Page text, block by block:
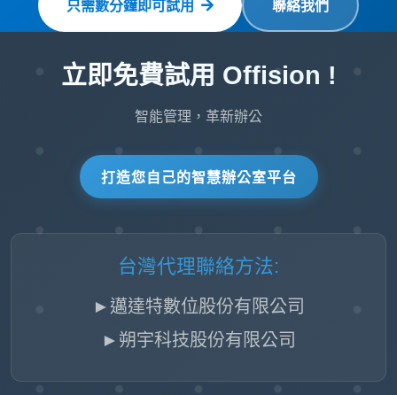
只需數分鐘即可試用 聯絡我們
立即免費試用 Offision !
智能管理，革新辦公
打造您自己的智慧辦公室平台
台灣代理聯絡方法:
►邁達特數位股份有限公司
►朔宇科技股份有限公司